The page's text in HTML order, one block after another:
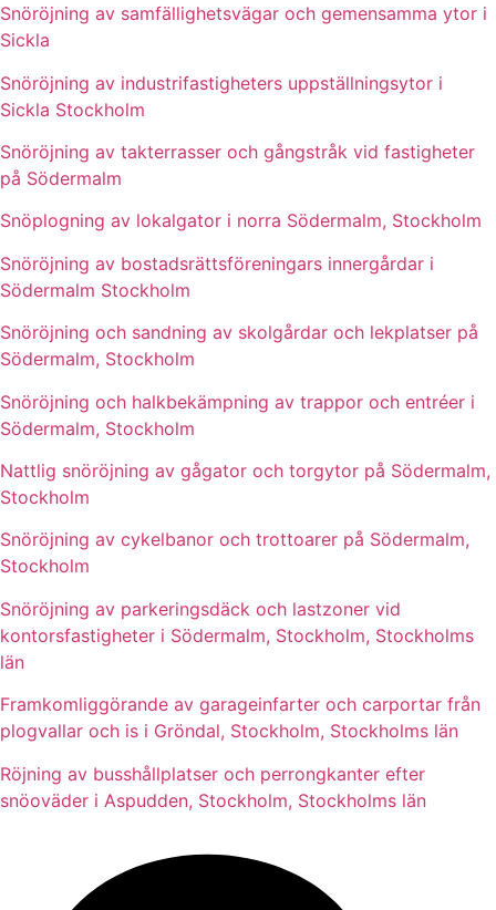
Snöröjning av samfällighetsvägar och gemensamma ytor i
Sickla
Snöröjning av industrifastigheters uppställningsytor i
Sickla Stockholm
Snöröjning av takterrasser och gångstråk vid fastigheter
på Södermalm
Snöplogning av lokalgator i norra Södermalm, Stockholm
Snöröjning av bostadsrättsföreningars innergårdar i
Södermalm Stockholm
Snöröjning och sandning av skolgårdar och lekplatser på
Södermalm, Stockholm
Snöröjning och halkbekämpning av trappor och entréer i
Södermalm, Stockholm
Nattlig snöröjning av gågator och torgytor på Södermalm,
Stockholm
Snöröjning av cykelbanor och trottoarer på Södermalm,
Stockholm
Snöröjning av parkeringsdäck och lastzoner vid
kontorsfastigheter i Södermalm, Stockholm, Stockholms
län
Framkomliggörande av garageinfarter och carportar från
plogvallar och is i Gröndal, Stockholm, Stockholms län
Röjning av busshållplatser och perrongkanter efter
snöoväder i Aspudden, Stockholm, Stockholms län